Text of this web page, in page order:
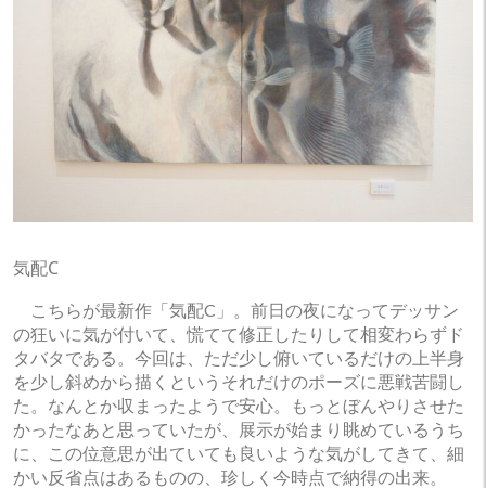
気配C
こちらが最新作「気配C」。前日の夜になってデッサン
の狂いに気が付いて、慌てて修正したりして相変わらずド
タバタである。今回は、ただ少し俯いているだけの上半身
を少し斜めから描くというそれだけのポーズに悪戦苦闘し
た。なんとか収まったようで安心。もっとぼんやりさせた
かったなあと思っていたが、展示が始まり眺めているうち
に、この位意思が出ていても良いような気がしてきて、細
かい反省点はあるものの、珍しく今時点で納得の出来。